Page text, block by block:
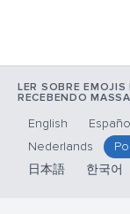
LER SOBRE
RECEBENDO
English
Nederlands
日本語
한국어